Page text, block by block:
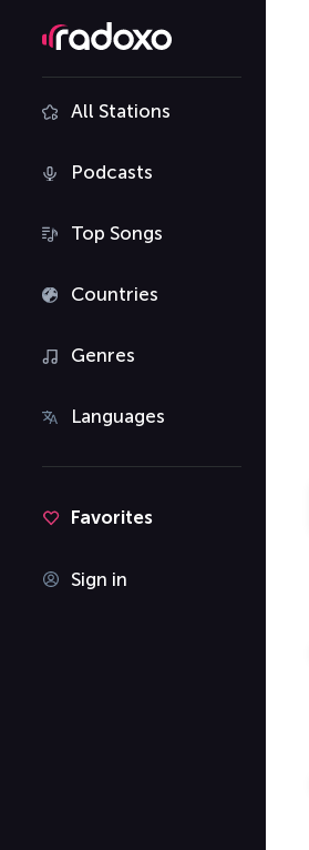
All Stations
Podcasts
Top Songs
Countries
Genres
Languages
Favorites
Sign in